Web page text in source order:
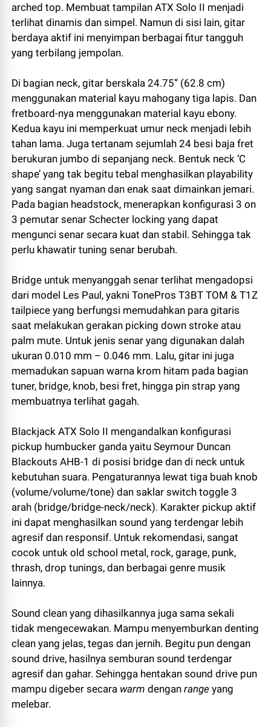
arched top. Membuat tampilan ATX Solo II menjadi
terlihat dinamis dan simpel. Namun di sisi lain, gitar
berdaya aktif ini menyimpan berbagai fitur tangguh
yang terbilang jempolan.
Di bagian neck, gitar berskala 24.75” (62.8 cm)
menggunakan material kayu mahogany tiga lapis. Dan
fretboard-nya menggunakan material kayu ebony.
Kedua kayu ini memperkuat umur neck menjadi lebih
tahan lama. Juga tertanam sejumlah 24 besi baja fret
berukuran jumbo di sepanjang neck. Bentuk neck ‘C
shape’ yang tak begitu tebal menghasilkan playability
yang sangat nyaman dan enak saat dimainkan jemari.
Pada bagian headstock, menerapkan konfigurasi 3 on
3 pemutar senar Schecter locking yang dapat
mengunci senar secara kuat dan stabil. Sehingga tak
perlu khawatir tuning senar berubah.
Bridge untuk menyanggah senar terlihat mengadopsi
dari model Les Paul, yakni TonePros T3BT TOM & T1Z
tailpiece yang berfungsi memudahkan para gitaris
saat melakukan gerakan picking down stroke atau
palm mute. Untuk jenis senar yang digunakan dalah
ukuran 0.010 mm – 0.046 mm. Lalu, gitar ini juga
memadukan sapuan warna krom hitam pada bagian
tuner, bridge, knob, besi fret, hingga pin strap yang
membuatnya terlihat gagah.
Blackjack ATX Solo II mengandalkan konfigurasi
pickup humbucker ganda yaitu Seymour Duncan
Blackouts AHB-1 di posisi bridge dan di neck untuk
kebutuhan suara. Pengaturannya lewat tiga buah knob
(volume/volume/tone) dan saklar switch toggle 3
arah (bridge/bridge-neck/neck). Karakter pickup aktif
ini dapat menghasilkan sound yang terdengar lebih
agresif dan responsif. Untuk rekomendasi, sangat
cocok untuk old school metal, rock, garage, punk,
thrash, drop tunings, dan berbagai genre musik
lainnya.
Sound clean yang dihasilkannya juga sama sekali
tidak mengecewakan. Mampu menyemburkan denting
clean yang jelas, tegas dan jernih. Begitu pun dengan
sound drive, hasilnya semburan sound terdengar
agresif dan gahar. Sehingga hentakan sound drive pun
mampu digeber secara warm dengan range yang
melebar.